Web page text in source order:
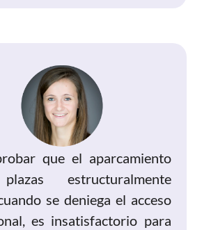
que el aparcamiento
estructuralmente
se deniega el acceso
es insatisfactorio para